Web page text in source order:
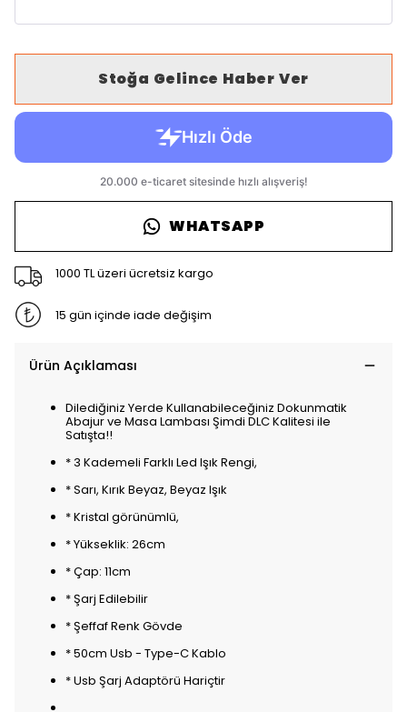
Stoğa Gelince Haber Ver
WHATSAPP
1000 TL üzeri ücretsiz kargo
15 gün içinde iade değişim
Ürün Açıklaması
Dilediğiniz Yerde Kullanabileceğiniz Dokunmatik
Abajur ve Masa Lambası Şimdi DLC Kalitesi ile
Satışta!!
* 3 Kademeli Farklı Led Işık Rengi,
* Sarı, Kırık Beyaz, Beyaz Işık
* Kristal görünümlü,
* Yükseklik: 26cm
* Çap: 11cm
* Şarj Edilebilir
* Şeffaf Renk Gövde
* 50cm Usb - Type-C Kablo
* Usb Şarj Adaptörü Hariçtir